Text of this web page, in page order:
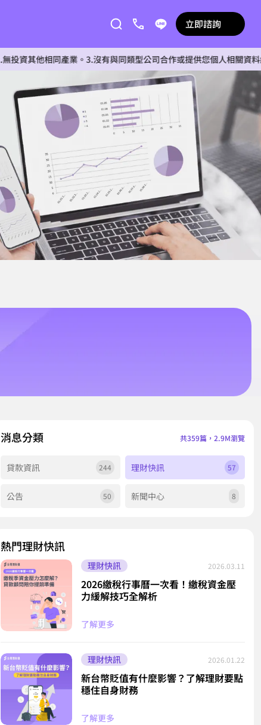
立即諮詢
同產業。3.沒有與同類型公司合作或提供您個人相關資料給任何
消息分類 共359篇，2.9M瀏覽
貸款資訊 244 理財快訊 57
公告 50 新聞中心 8
熱門理財快訊
理財快訊 2026.03.11
2026繳稅行事曆一次看！繳稅資金壓
力緩解技巧全解析
了解更多
理財快訊 2026.01.22
新台幣貶值有什麼影響？了解理財要點
穩住自身財務
了解更多